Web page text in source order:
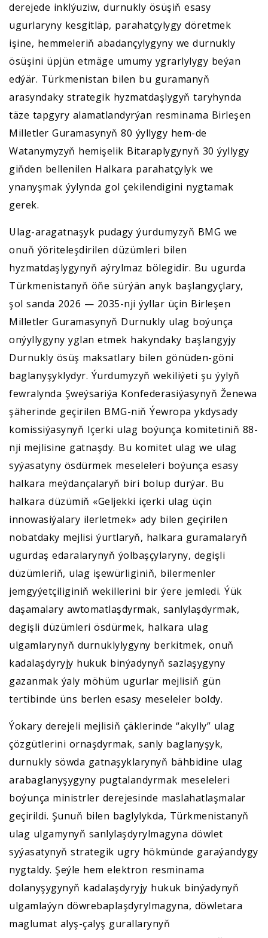
derejede inklýuziw, durnukly ösüşiň esasy
ugurlaryny kesgitläp, parahatçylygy döretmek
işine, hemmeleriň abadançylygyny we durnukly
ösüşini üpjün etmäge umumy ygrarlylygy beýan
edýär. Türkmenistan bilen bu guramanyň
arasyndaky strategik hyzmatdaşlygyň taryhynda
täze tapgyry alamatlandyrýan resminama Birleşen
Milletler Guramasynyň 80 ýyllygy hem-de
Watanymyzyň hemişelik Bitaraplygynyň 30 ýyllygy
giňden bellenilen Halkara parahatçylyk we
ynanyşmak ýylynda gol çekilendigini nygtamak
gerek.
Ulag-aragatnaşyk pudagy ýurdumyzyň BMG we
onuň ýöriteleşdirilen düzümleri bilen
hyzmatdaşlygynyň aýrylmaz bölegidir. Bu ugurda
Türkmenistanyň öňe sürýän anyk başlangyçlary,
şol sanda 2026 — 2035-nji ýyllar üçin Birleşen
Milletler Guramasynyň Durnukly ulag boýunça
onýyllygyny yglan etmek hakyndaky başlangyjy
Durnukly ösüş maksatlary bilen gönüden-göni
baglanyşyklydyr. Ýurdumyzyň wekiliýeti şu ýylyň
fewralynda Şweýsariýa Konfederasiýasynyň Ženewa
şäherinde geçirilen BMG-niň Ýewropa ykdysady
komissiýasynyň Içerki ulag boýunça komitetiniň 88-
nji mejlisine gatnaşdy. Bu komitet ulag we ulag
syýasatyny ösdürmek meseleleri boýunça esasy
halkara meýdançalaryň biri bolup durýar. Bu
halkara düzümiň «Geljekki içerki ulag üçin
innowasiýalary ilerletmek» ady bilen geçirilen
nobatdaky mejlisi ýurtlaryň, halkara guramalaryň
ugurdaş edaralarynyň ýolbaşçylaryny, degişli
düzümleriň, ulag işewürliginiň, bilermenler
jemgyýetçiliginiň wekillerini bir ýere jemledi. Ýük
daşamalary awtomatlaşdyrmak, sanlylaşdyrmak,
degişli düzümleri ösdürmek, halkara ulag
ulgamlarynyň durnuklylygyny berkitmek, onuň
kadalaşdyryjy hukuk binýadynyň sazlaşygyny
gazanmak ýaly möhüm ugurlar mejlisiň gün
tertibinde üns berlen esasy meseleler boldy.
Ýokary derejeli mejlisiň çäklerinde “akylly” ulag
çözgütlerini ornaşdyrmak, sanly baglanyşyk,
durnukly söwda gatnaşyklarynyň bähbidine ulag
arabaglanyşygyny pugtalandyrmak meseleleri
boýunça ministrler derejesinde maslahatlaşmalar
geçirildi. Şunuň bilen baglylykda, Türkmenistanyň
ulag ulgamynyň sanlylaşdyrylmagyna döwlet
syýasatynyň strategik ugry hökmünde garaýandygy
nygtaldy. Şeýle hem elektron resminama
dolanyşygynyň kadalaşdyryjy hukuk binýadynyň
ulgamlaýyn döwrebaplaşdyrylmagyna, döwletara
maglumat alyş-çalyş gurallarynyň